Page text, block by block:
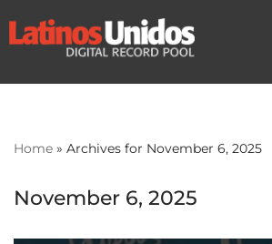
Skip
Home » Archives for November 6, 2025
November 6, 2025